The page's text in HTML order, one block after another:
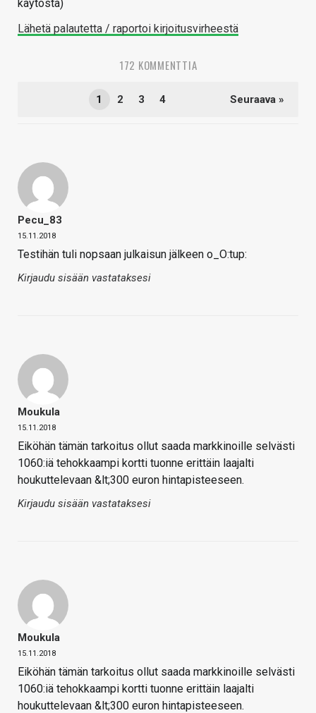
käytöstä)
Lähetä palautetta / raportoi kirjoitusvirheestä
172 KOMMENTTIA
1 2 3 4 Seuraava »
Pecu_83
15.11.2018
Testihän tuli nopsaan julkaisun jälkeen o_O:tup:
Kirjaudu sisään vastataksesi
Moukula
15.11.2018
Eiköhän tämän tarkoitus ollut saada markkinoille selvästi
1060:iä tehokkaampi kortti tuonne erittäin laajalti
houkuttelevaan &lt;300 euron hintapisteeseen.
Kirjaudu sisään vastataksesi
Moukula
15.11.2018
Eiköhän tämän tarkoitus ollut saada markkinoille selvästi
1060:iä tehokkaampi kortti tuonne erittäin laajalti
houkuttelevaan &lt;300 euron hintapisteeseen.